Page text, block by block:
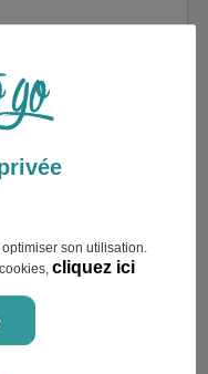
son utilisation.
cliquez ici